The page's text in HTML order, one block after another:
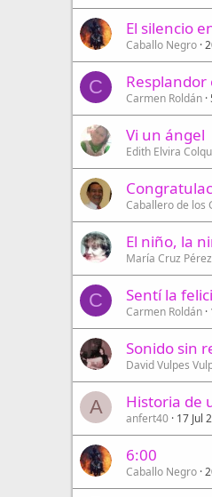
El silencio
Caballo Negro
C Resplandor
Carmen Roldán
Vi un ángel
Edith Elvira
Caballero de los
El niño, la
María Cruz
C Sentí la
Carmen Roldán
Sonido sin
David Vulpes
A Historia de
anfert40 17 Jul
6:00
Caballo Negro